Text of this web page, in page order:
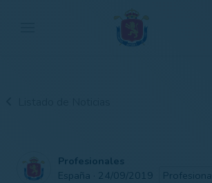
Profesionales
España · 24/09/2019